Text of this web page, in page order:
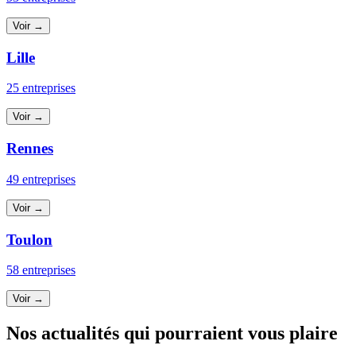
Voir →
Lille
25 entreprises
Voir →
Rennes
49 entreprises
Voir →
Toulon
58 entreprises
Voir →
Nos actualités qui pourraient vous plaire